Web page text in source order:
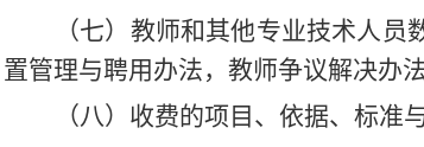
（七）教师和其他专业技术人
置管理与聘用办法，教师争议解决办法
（八）收费的项目、依据、标准